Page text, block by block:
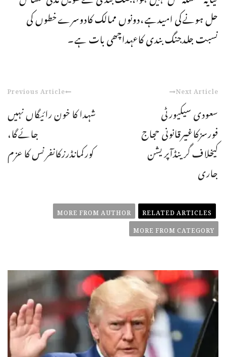
حل ہونےکی امیدہے،دونوں ممالک کادوسرےخطوں کی
نسبت جلدجنگ بندی کاعہداچھی بات ہے۔
Previous Article
شہدا کا خون رائیگاں نہیں
جائےگا،
کورکمانڈرزکانفرنس کا عزم
Next Article
سعودی سیکیورٹی
فورسزکاغیرقانونی حجاج
کیخلاف گرینڈآپریشن
جاری
RELATED ARTICLES
MORE FROM AUTHOR
MORE FROM CATEGORY